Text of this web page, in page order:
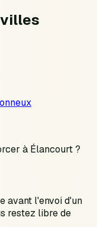
à Élancourt ?
avant l'envoi d'un
restez libre de